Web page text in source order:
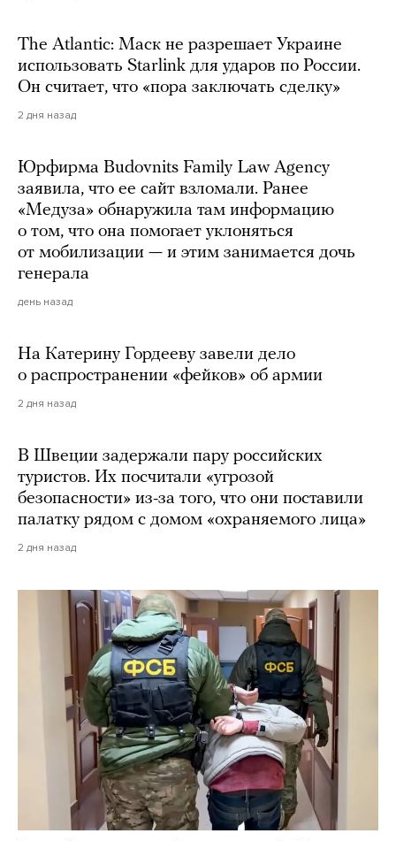
The Atlantic: Маск не разрешает Украине
использовать Starlink для ударов по России.
Он считает, что «пора заключать сделку»
2 дня назад
Юрфирма Budovnits Family Law Agency
заявила, что ее сайт взломали. Ранее
«Медуза» обнаружила там информацию
о том, что она помогает уклоняться
от мобилизации — и этим занимается дочь
генерала
день назад
На Катерину Гордееву завели дело
о распространении «фейков» об армии
2 дня назад
В Швеции задержали пару российских
туристов. Их посчитали «угрозой
безопасности» из-за того, что они поставили
палатку рядом с домом «охраняемого лица»
2 дня назад